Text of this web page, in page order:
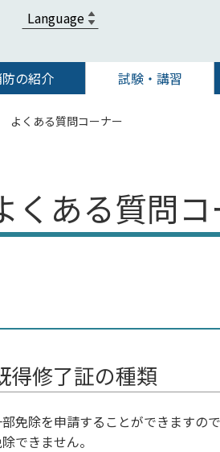
の紹介 試験・講習
よくある質問コーナー
ある質問コ
得修了証の種類
免除を申請することができますの
できません。